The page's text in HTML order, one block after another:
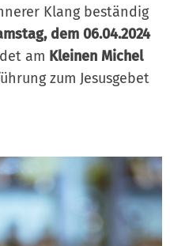
Klang beständig
dem 06.04.2024
am Kleinen Michel
zum Jesusgebet